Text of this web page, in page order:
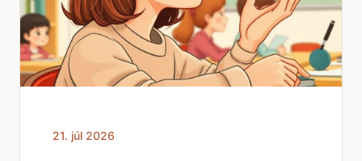
21. júl 2026